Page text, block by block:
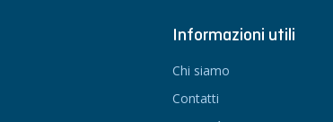
Informazioni utili
Chi siamo
Contatti